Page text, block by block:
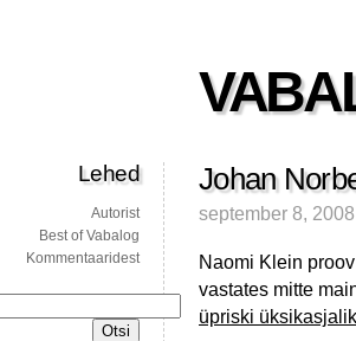
Johan
september 8, 2008
Naomi Klein
vastates mitte
üpriski
Lehed
Autorist
Best of Vabalog
Kommentaaridest